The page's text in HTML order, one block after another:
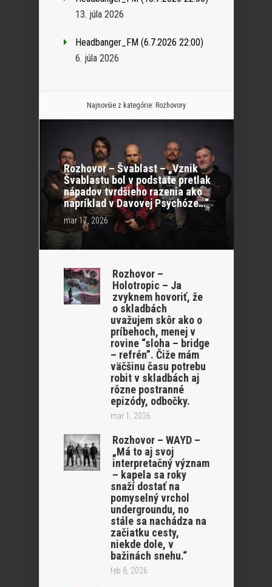
13. júla 2026
Headbanger_FM (6.7.2026 22:00)
6. júla 2026
Najnovšie z kategórie: Rozhovory
Rozhovor – Švablast – „Vznik
Švablastu bol v podstate pretlak
nápadov tvrdšieho razenia ako
napríklad v Davovej Psychóze…“
mar 17, 2026
Rozhovor –
Holotropic – Ja
zvyknem hovoriť, že
o skladbách
uvažujem skôr ako o
príbehoch, menej v
rovine “sloha – bridge
– refrén”. Čiže mám
väčšinu času potrebu
robit v skladbách aj
rôzne postranné
epizódy, odbočky.
mar 1, 2026
Rozhovor – WAYD –
„Má to aj svoj
interpretačný význam
– kapela sa roky
snaží dostať na
pomyselný vrchol
undergroundu, no
stále sa nachádza na
začiatku cesty,
niekde dole, v
bažinách snehu.“
feb 8, 2026